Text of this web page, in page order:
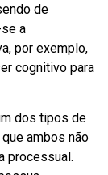
de
a
por exemplo,
cognitivo para
dos tipos de
ambos não
processual.